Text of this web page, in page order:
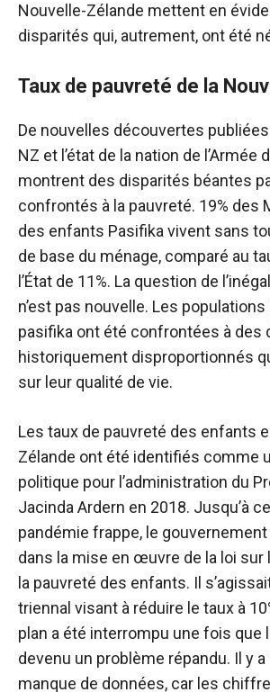
Nouvelle-Zélande mettent en
disparités qui, autrement, ont été
Taux de pauvreté de la
De nouvelles découvertes
NZ et l’état de la nation de l’Armée
montrent des disparités béantes
confrontés à la pauvreté. 19% des
des enfants Pasifika vivent sans
de base du ménage, comparé au
l’État de 11%. La question de
n’est pas nouvelle. Les
pasifika ont été confrontées à des
historiquement disproportionnés
sur leur qualité de vie.
Les taux de pauvreté des enfants
Zélande ont été identifiés comme
politique pour l’administration du
Jacinda Ardern en 2018. Jusqu’à
pandémie frappe, le
dans la mise en œuvre de la loi sur
la pauvreté des enfants. Il
triennal visant à réduire le taux à
plan a été interrompu une fois que
devenu un problème répandu. Il y
manque de données, car les